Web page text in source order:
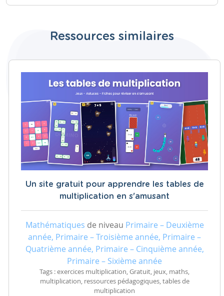
Ressources similaires
Un site gratuit pour apprendre les tables de
multiplication en s'amusant
Mathématiques de niveau Primaire – Deuxième
année, Primaire – Troisième année, Primaire –
Quatrième année, Primaire – Cinquième année,
Primaire – Sixième année
Tags : exercices multiplication, Gratuit, jeux, maths,
multiplication, ressources pédagogiques, tables de
multiplication